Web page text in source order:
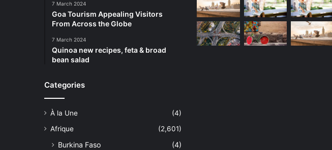
7 March 2024
Goa Tourism Appealing Visitors
From Across the Globe
7 March 2024
Quinoa new recipes, feta & broad
bean salad
Categories
À la Une
(4)
Afrique
(2,601)
Burkina Faso
(4)